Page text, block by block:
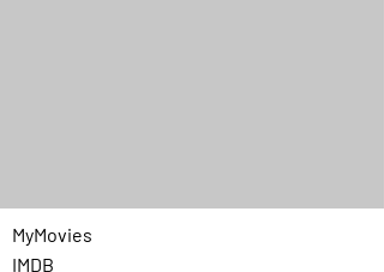
MyMovies
IMDB